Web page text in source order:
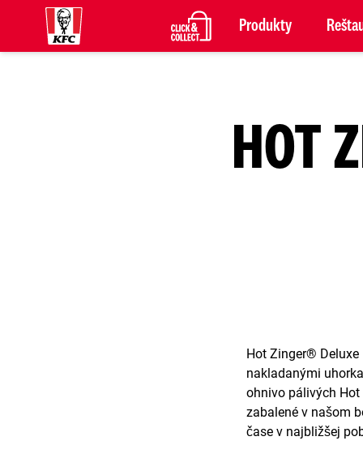
Produkty
HOT
Hot Zinger®
nakladanými
ohnivo pálivých Hot
zabalené v našom
čase v najbližšej